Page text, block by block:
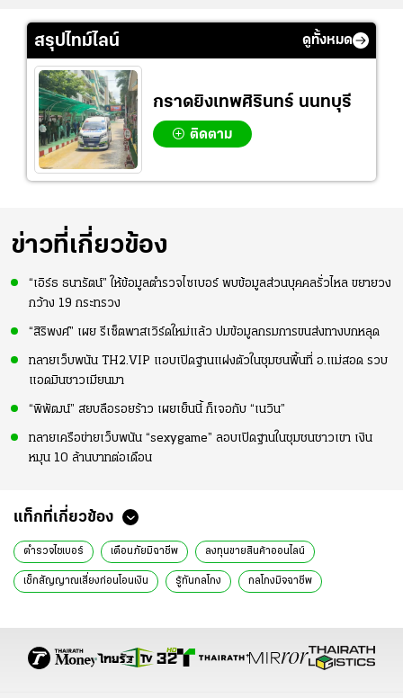
สรุปไทม์ไลน์ ดูทั้งหมด
กราดยิงเทพศิรินทร์ นนทบุรี
ติดตาม
ข่าวที่เกี่ยวข้อง
“เอิร์ธ ธนารัตน์” ให้ข้อมูลตำรวจไซเบอร์ พบข้อมูลส่วนบุคคลรั่วไหล ขยายวง
กว้าง 19 กระทรวง
“สิริพงศ์” เผย รีเซ็ตพาสเวิร์ดใหม่แล้ว ปมข้อมูลกรมการขนส่งทางบกหลุด
ทลายเว็บพนัน TH2.VIP แอบเปิดฐานแฝงตัวในชุมชนพื้นที่ อ.แม่สอด รวบ
แอดมินชาวเมียนมา
“พิพัฒน์” สยบลือรอยร้าว เผยเย็นนี้ ก็เจอกับ “เนวิน”
ทลายเครือข่ายเว็บพนัน “sexygame” ลอบเปิดฐานในชุมชนชาวเขา เงิน
หมุน 10 ล้านบาทต่อเดือน
แท็กที่เกี่ยวข้อง
ตำรวจไซเบอร์ เตือนภัยมิฉาชีพ ลงทุนขายสินค้าออนไลน์
เช็กสัญญาณเสี่ยงก่อนโอนเงิน รู้ทันกลโกง กลโกงมิจฉาชีพ